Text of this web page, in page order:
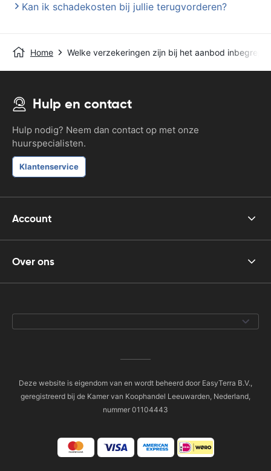
Kan ik schadekosten bij jullie terugvorderen?
Home Welke verzekeringen zijn bij het aanbod
Hulp en contact
Hulp nodig? Neem dan contact op met onze
huurspecialisten.
Klantenservice
Account
Over ons
Deze website is eigendom van en wordt beheerd door EasyTerra B.V.,
geregistreerd bij de Kamer van Koophandel Leeuwarden, Nederland,
nummer 01104443